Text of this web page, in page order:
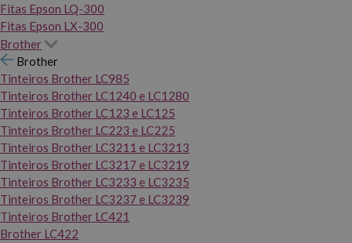
Fitas Epson LQ-300
Fitas Epson LX-300
Brother
Brother
Tinteiros Brother LC985
Tinteiros Brother LC1240 e LC1280
Tinteiros Brother LC123 e LC125
Tinteiros Brother LC223 e LC225
Tinteiros Brother LC3211 e LC3213
Tinteiros Brother LC3217 e LC3219
Tinteiros Brother LC3233 e LC3235
Tinteiros Brother LC3237 e LC3239
Tinteiros Brother LC421
Brother LC422